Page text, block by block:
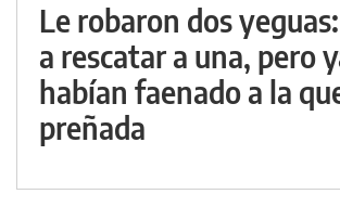
Le robaron dos
a rescatar a una, pero
habían faenado a la
preñada